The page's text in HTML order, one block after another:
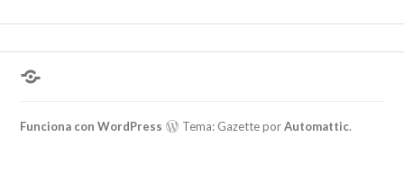
entradas
Funciona con WordPress Tema: Gazette porAutomattic.